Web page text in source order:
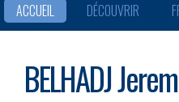
ACCUEIL DÉCOUVRIR
BELHADJ